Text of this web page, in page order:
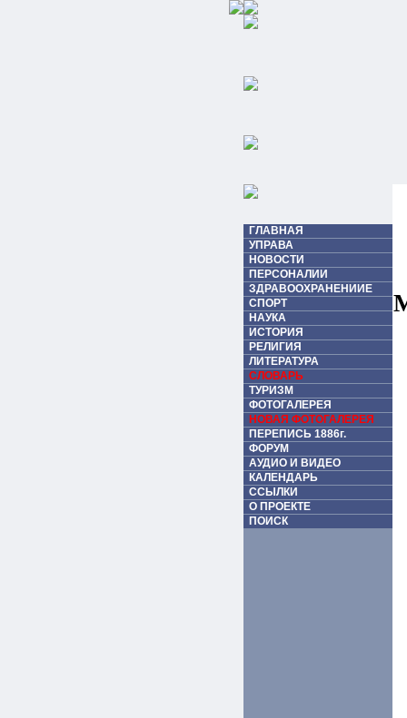
ГЛАВНАЯ
УПРАВА
НОВОСТИ
ПЕРСОНАЛИИ
ЗДРАВООХРАНЕНИИЕ
СПОРТ
НАУКА
ИСТОРИЯ
РЕЛИГИЯ
ЛИТЕРАТУРА
СЛОВАРЬ
ТУРИЗМ
ФОТОГАЛЕРЕЯ
НОВАЯ ФОТОГАЛЕРЕЯ
ПЕРЕПИСЬ 1886г.
ФОРУМ
АУДИО И ВИДЕО
КАЛЕНДАРЬ
ССЫЛКИ
О ПРОЕКТЕ
ПОИСК